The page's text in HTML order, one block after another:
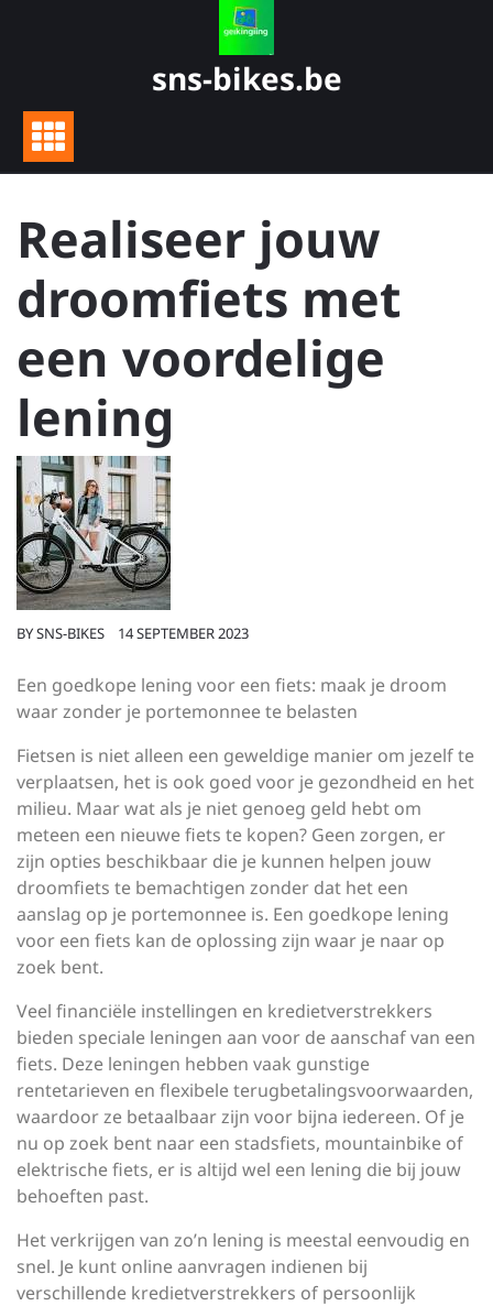
sns-bikes.be
Realiseer jouw
droomfiets met
een voordelige
lening
BYSNS-BIKES 14 SEPTEMBER 2023
Een goedkope lening voor een fiets: maak je droom
waar zonder je portemonnee te belasten
Fietsen is niet alleen een geweldige manier om jezelf te
verplaatsen, het is ook goed voor je gezondheid en het
milieu. Maar wat als je niet genoeg geld hebt om
meteen een nieuwe fiets te kopen? Geen zorgen, er
zijn opties beschikbaar die je kunnen helpen jouw
droomfiets te bemachtigen zonder dat het een
aanslag op je portemonnee is. Een goedkope lening
voor een fiets kan de oplossing zijn waar je naar op
zoek bent.
Veel financiële instellingen en kredietverstrekkers
bieden speciale leningen aan voor de aanschaf van een
fiets. Deze leningen hebben vaak gunstige
rentetarieven en flexibele terugbetalingsvoorwaarden,
waardoor ze betaalbaar zijn voor bijna iedereen. Of je
nu op zoek bent naar een stadsfiets, mountainbike of
elektrische fiets, er is altijd wel een lening die bij jouw
behoeften past.
Het verkrijgen van zo’n lening is meestal eenvoudig en
snel. Je kunt online aanvragen indienen bij
verschillende kredietverstrekkers of persoonlijk